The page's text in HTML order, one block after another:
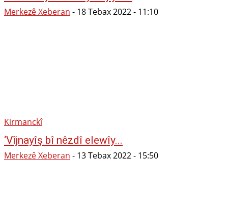
Merkezê Xeberan - 18 Tebax 2022 - 11:10
Kirmanckî
‘Vîjnayîş bî nêzdî elewîy...
Merkezê Xeberan - 13 Tebax 2022 - 15:50